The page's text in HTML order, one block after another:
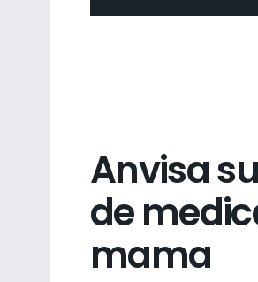
Anvisa
de
mama